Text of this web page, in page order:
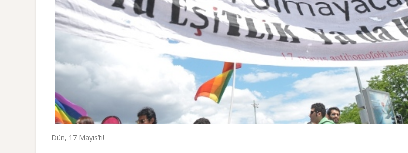
Dün, 17 Mayıs’tı!